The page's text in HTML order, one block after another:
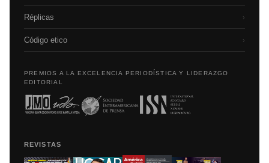
Réplicas ›
Código etico ›
PREMIOS A LA EXCELENCIA PERIODÍSTICA Y LIDERAZGO
EDITORIAL
REVISTAS